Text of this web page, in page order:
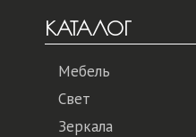
КАТАЛОГ
Мебель
Свет
Зеркала